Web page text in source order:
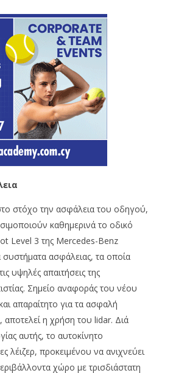
στόχο την ασφάλεια του οδηγού,
καθημερινά το οδικό
Level 3 της Mercedes-Benz
συστήματα ασφάλειας, τα οποία
υψηλές απαιτήσεις της
Σημείο αναφοράς του νέου
απαραίτητο για τα ασφαλή
η χρήση του lidar. Διά
αυτής, το αυτοκίνητο
λέιζερ, προκειμένου να ανιχνεύει
χώρο με τρισδιάστατη